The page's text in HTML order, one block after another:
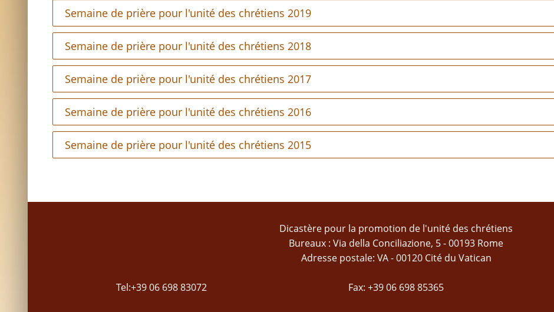
Semaine de prière pour l'unité des chrétiens 2019
Semaine de prière pour l'unité des chrétiens 2018
Semaine de prière pour l'unité des chrétiens 2017
Semaine de prière pour l'unité des chrétiens 2016
Semaine de prière pour l'unité des chrétiens 2015
Dicastère pour la promotion de l'unité des chrétiens
Bureaux : Via della Conciliazione, 5 - 00193 Rome
Adresse postale: VA - 00120 Cité du Vatican
Tel:+39 06 698 83072 Fax: +39 06 698 85365